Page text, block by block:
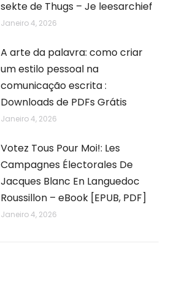
sekte de Thugs – Je leesarchief
Janeiro 4, 2026
A arte da palavra: como criar
um estilo pessoal na
comunicação escrita :
Downloads de PDFs Grátis
Janeiro 4, 2026
Votez Tous Pour Moi!: Les
Campagnes Électorales De
Jacques Blanc En Languedoc
Roussillon – eBook [EPUB, PDF]
Janeiro 4, 2026